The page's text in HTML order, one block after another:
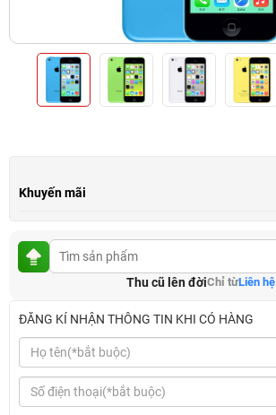
Khuyến mãi
Thu cũ lên đờiChỉ từLiên hệ
ĐĂNG KÍ NHẬN THÔNG TIN KHI CÓ HÀNG